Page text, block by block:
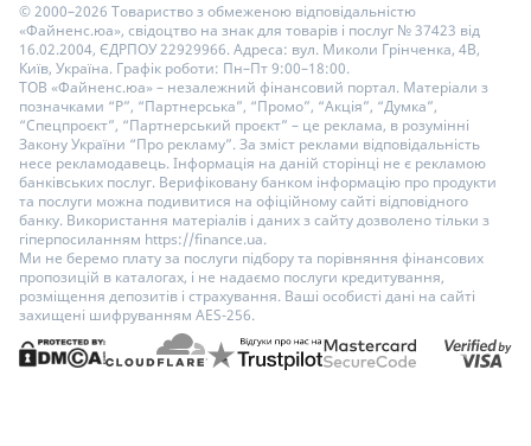
© 2000–2026 Товариство з обмеженою відповідальністю
«Файненс.юа», свідоцтво на знак для товарів і послуг № 37423 від
16.02.2004, ЄДРПОУ 22929966. Адреса: вул. Миколи Грінченка, 4В,
Київ, Україна. Графік роботи: Пн–Пт 9:00–18:00.
ТОВ «Файненс.юа» – незалежний фінансовий портал. Матеріали з
позначками “Р”, “Партнерська”, “Промо”, “Акція”, “Думка”,
“Спецпроєкт”, “Партнерський проєкт” – це реклама, в розумінні
Закону України “Про рекламу”. За зміст реклами відповідальність
несе рекламодавець. Інформація на даній сторінці не є рекламою
банківських послуг. Верифіковану банком інформацію про продукти
та послуги можна подивитися на офіційному сайті відповідного
банку. Використання матеріалів і даних з сайту дозволено тільки з
гіперпосиланням https://finance.ua.
Ми не беремо плату за послуги підбору та порівняння фінансових
пропозицій в каталогах, і не надаємо послуги кредитування,
розміщення депозитів і страхування. Ваші особисті дані на сайті
захищені шифруванням AES-256.